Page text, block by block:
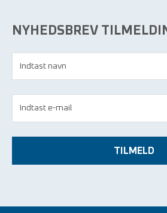
NYHEDSBREV
TILMELD